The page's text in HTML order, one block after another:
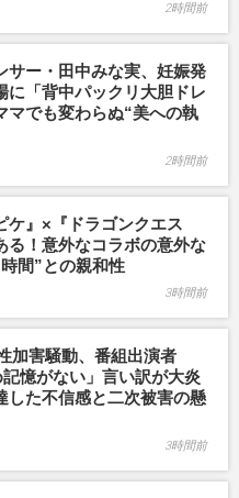
2時間前
サー・田中みな実、妊娠発
に「背中パックリ大胆ドレ
マでも変わらぬ“美への執
2時間前
ケ』×『ドラゴンクエス
る！意外なコラボの意外な
間”との親和性
3時間前
加害騒動、番組出演者
憶がない」言い訳が大炎
した不信感と二次被害の懸
3時間前